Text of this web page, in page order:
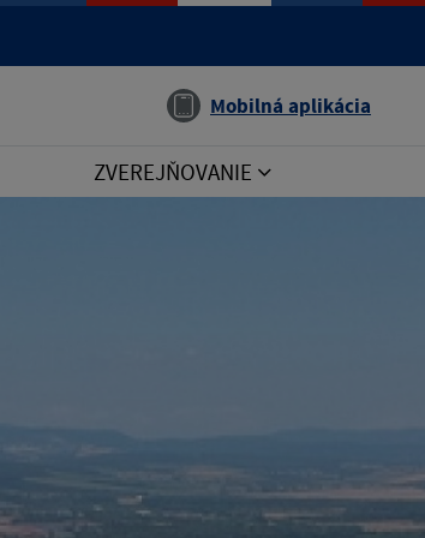
Mobilná aplikácia
ZVEREJŇOVANIE